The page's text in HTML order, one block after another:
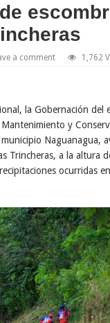
a comment 1,762
la Gobernación del
y
Naguanagua,
Trincheras, a la altura
ocurridas